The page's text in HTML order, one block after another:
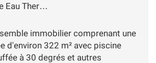
Eau Ther…
immobilier comprenant une
d'environ 322 m² avec piscine
à 30 degrés et autres